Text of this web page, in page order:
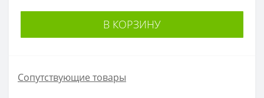
В КОРЗИНУ
Сопутствующие товары